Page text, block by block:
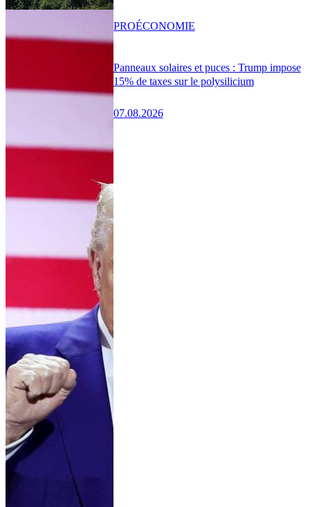
Panneaux solaires et puces : Trump impose
15% de taxes sur le polysilicium
07.08.2026
PROÉCONOMIE